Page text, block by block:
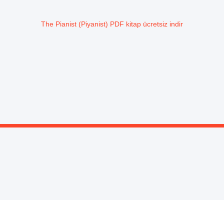
The Pianist (Piyanist) PDF kitap ücretsiz indir